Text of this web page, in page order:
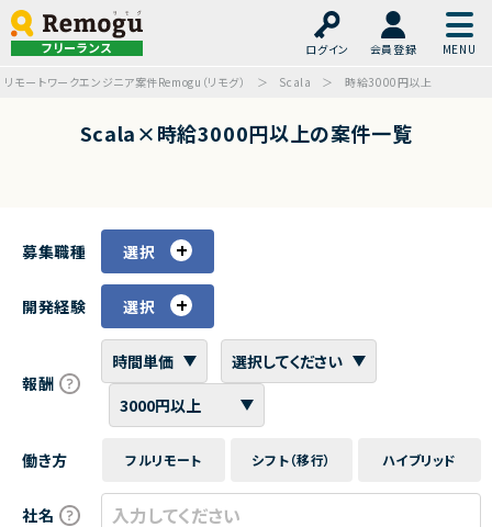
フリーランス ログイン
会員登録
リモートワークエンジニア案件Remogu（リモグ）
Scala 時給3000円以上
Scala×時給3000円以上の案件一覧
募集職種 選択
開発経験 選択
報酬
働き方 フルリモート シフト（移行） ハイブリッド
社名